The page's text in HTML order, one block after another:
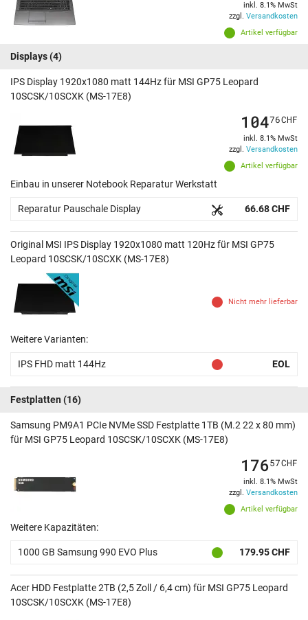
Artikel verfügbar
inkl. 8.1% MwSt
zzgl. Versandkosten
Displays(4)
IPS Display 1920x1080 matt 144Hz für MSI GP75 Leopard
10SCSK/10SCXK (MS-17E8)
Artikel verfügbar
10476CHF
inkl. 8.1% MwSt
zzgl. Versandkosten
Einbau in unserer Notebook Reparatur Werkstatt
Reparatur Pauschale Display 66.68 CHF
Original MSI IPS Display 1920x1080 matt 120Hz für MSI GP75
Leopard 10SCSK/10SCXK (MS-17E8)
Nicht mehr lieferbar
Weitere Varianten:
IPS FHD matt 144Hz EOL
Festplatten (16)
Samsung PM9A1 PCIe NVMe SSD Festplatte 1TB (M.2 22 x 80 mm)
für MSI GP75 Leopard 10SCSK/10SCXK (MS-17E8)
Artikel verfügbar
17657CHF
inkl. 8.1% MwSt
zzgl. Versandkosten
Weitere Kapazitäten:
1000 GB Samsung 990 EVO Plus 179.95 CHF
Acer HDD Festplatte 2TB (2,5 Zoll / 6,4 cm) für MSI GP75 Leopard
10SCSK/10SCXK (MS-17E8)